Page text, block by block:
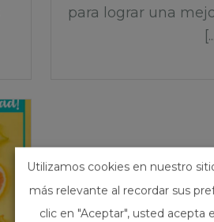
para lograr una
Utilizamos cookies en nuestro
más relevante al recordar sus
clic en "Aceptar", usted acepta